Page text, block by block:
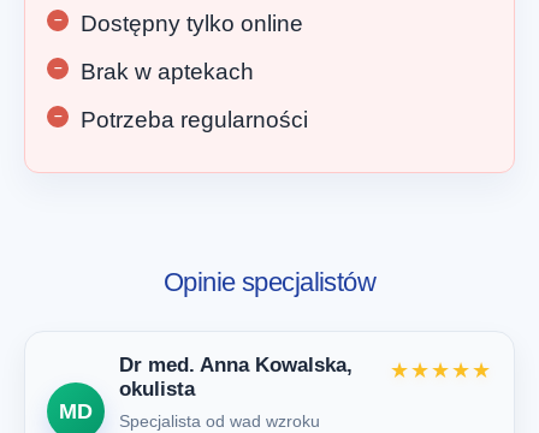
Dostępny tylko online
Brak w aptekach
Potrzeba regularności
Opinie specjalistów
MD
Dr med. Anna Kowalska,
okulista
Specjalista od wad wzroku
★★★★★